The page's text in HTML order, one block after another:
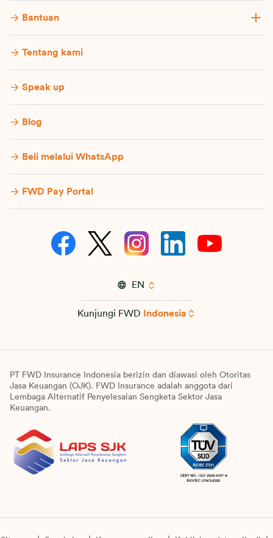
Bantuan
Tentang kami
Speak up
Blog
Beli melalui WhatsApp
FWD Pay Portal
EN
Kunjungi FWD Indonesia
PT FWD Insurance Indonesia berizin dan diawasi oleh Otoritas
Jasa Keuangan (OJK). FWD Insurance adalah anggota dari
Lembaga Alternatif Penyelesaian Sengketa Sektor Jasa
Keuangan.